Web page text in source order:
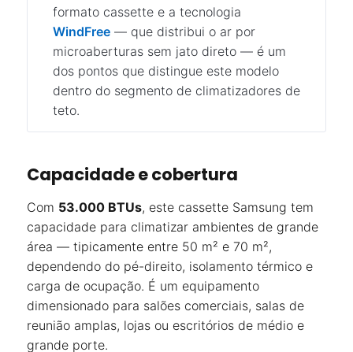
formato cassette e a tecnologia
WindFree — que distribui o ar por
microaberturas sem jato direto — é um
dos pontos que distingue este modelo
dentro do segmento de climatizadores de
teto.
Capacidade e cobertura
Com 53.000 BTUs, este cassette Samsung tem
capacidade para climatizar ambientes de grande
área — tipicamente entre 50 m² e 70 m²,
dependendo do pé-direito, isolamento térmico e
carga de ocupação. É um equipamento
dimensionado para salões comerciais, salas de
reunião amplas, lojas ou escritórios de médio e
grande porte.